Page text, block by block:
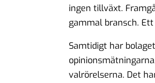
ingen tillväxt.
gammal bransch.
Samtidigt har
valrörelserna. Det